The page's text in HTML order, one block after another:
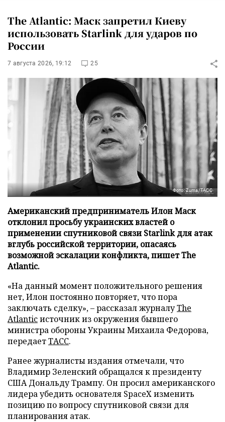
The Atlantic: Маск запретил Киеву
использовать Starlink для ударов по
России
7 августа 2026, 19:12 25
Фото: Zuma/ТАСС
Американский предприниматель Илон Маск
отклонил просьбу украинских властей о
применении спутниковой связи Starlink для атак
вглубь российской территории, опасаясь
возможной эскалации конфликта, пишет The
Atlantic.
«На данный момент положительного решения
нет, Илон постоянно повторяет, что пора
заключать сделку», – рассказал журналуThe
Atlanticисточник из окружения бывшего
министра обороны Украины Михаила Федорова,
передаетТАСС.
Ранее журналисты издания отмечали, что
Владимир Зеленский обращался к президенту
США Дональду Трампу. Он просил американского
лидера убедить основателя SpaceX изменить
позицию по вопросу спутниковой связи для
планирования атак.